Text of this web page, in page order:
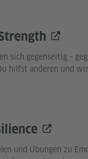
sich gegenseitig –
hilfst anderen und
und Übungen zu